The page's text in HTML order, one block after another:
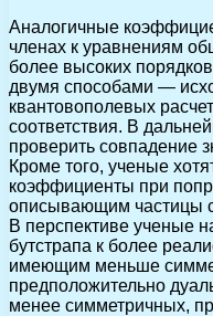
Аналогичные
членах к уравнениям
более высоких
двумя способами —
квантовополевых
соответствия. В
проверить совпадение
Кроме того, ученые
коэффициенты при
описывающим частицы
В перспективе ученые
бутстрапа к более
имеющим меньше
предположительно
менее симметричных,